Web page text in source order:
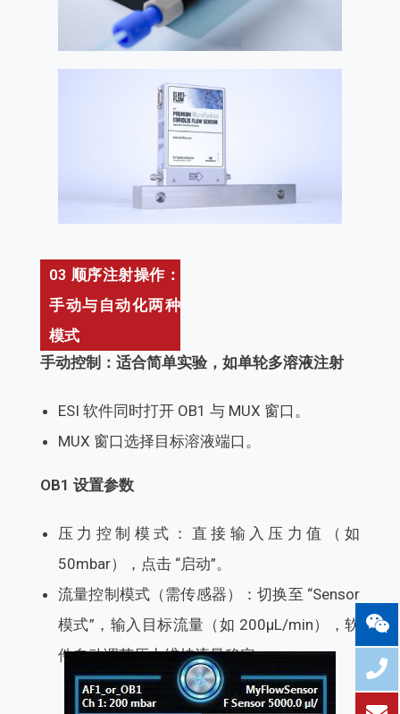
03 顺序注射操作：
手动与自动化两种
模式
手动控制：适合简单实验，如单轮多溶液注射
ESI 软件同时打开 OB1 与 MUX 窗口。
MUX 窗口选择目标溶液端口。
OB1 设置参数
压力控制模式：直接输入压力值（如
50mbar），点击 “启动”。
流量控制模式（需传感器）：切换至 “Sensor
模式”，输入目标流量（如 200μL/min），软
件自动调节压力维持流量稳定。